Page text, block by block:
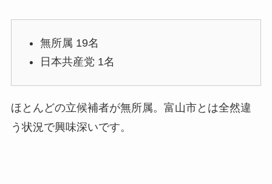
無所属 19名
日本共産党 1名
ほとんどの立候補者が無所属。富山市とは全然違
う状況で興味深いです。